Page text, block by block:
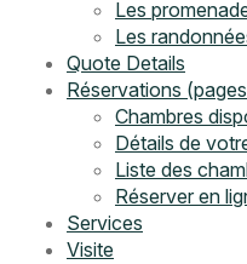
Les
Les
Quote Details
Réservations
Chambres
Détails de
Liste des
Réserver en
Services
Visite